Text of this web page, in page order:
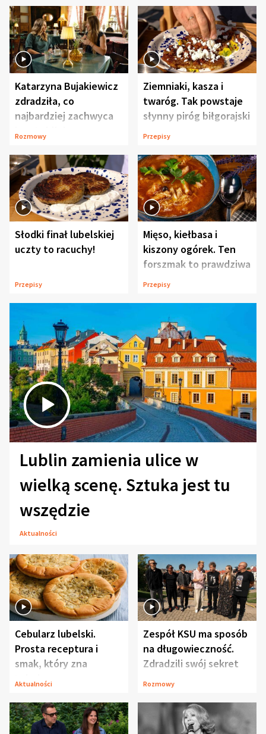
Katarzyna Bujakiewicz
zdradziła, co
najbardziej zachwyca
ją w Lublinie
Rozmowy
Ziemniaki, kasza i
twaróg. Tak powstaje
słynny piróg biłgorajski
Przepisy
Słodki finał lubelskiej
uczty to racuchy!
Przepisy
Mięso, kiełbasa i
kiszony ogórek. Ten
forszmak to prawdziwa
uczta
Przepisy
Lublin zamienia ulice w
wielką scenę. Sztuka jest tu
wszędzie
Aktualności
Cebularz lubelski.
Prosta receptura i
smak, który zna
Lubelszczyzna
Aktualności
Zespół KSU ma sposób
na długowieczność.
Zdradzili swój sekret
Rozmowy